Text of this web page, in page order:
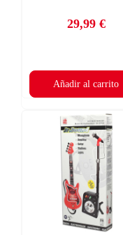
Precio
29,99 €
Añadir al carrito